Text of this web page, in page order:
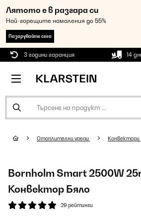
Лятото е в разгара си
Най-горещите намаления до 55%
Пазарувайте сега
3 години гаранция 14
Oтоплителни уреди Конвектори
Bornholm Smart 2500W
Конвектор Бяло
29 рейтинги